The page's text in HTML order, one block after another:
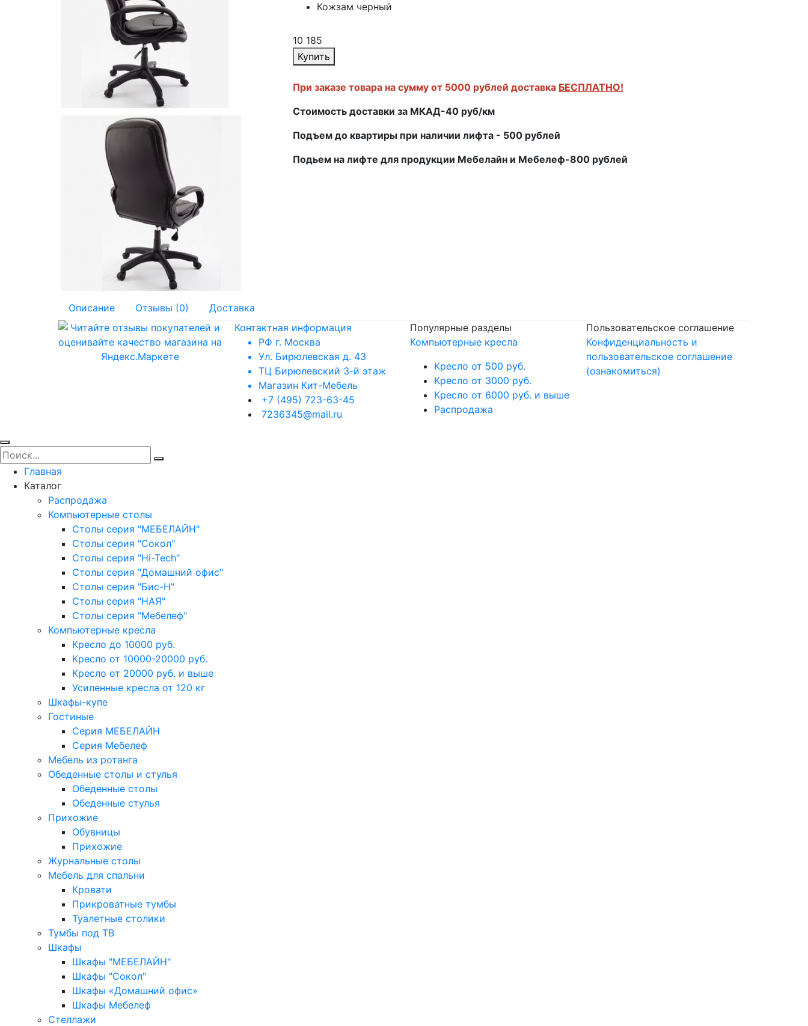
Кожзам черный
10 185
Купить
При заказе товара на сумму от 5000 рублей доставка БЕСПЛАТНО!
Стоимость доставки за МКАД-40 руб/км
Подъем до квартиры при наличии лифта - 500 рублей
Подьем на лифте для продукции Мебелайн и Мебелеф-800 рублей
Описание Отзывы (0)
Доставка
Контактная информация
РФ г. Москва
Ул. Бирюлевская д. 43
ТЦ Бирюлевский 3-й этаж
Магазин Кит-Мебель
+7 (495) 723-63-45
7236345@mail.ru
Популярные разделы
Компьютерные кресла
Кресло от 500 руб.
Кресло от 3000 руб.
Кресло от 6000 руб. и выше
Распродажа
Пользовательское соглашение
Конфиденциальность и
пользовательское соглашение
(ознакомиться)
Главная
Каталог
Распродажа
Компьютерные столы
Столы серия "МЕБЕЛАЙН"
Столы серия "Сокол"
Столы серия "Hi-Tech"
Столы серия "Домашний офис"
Столы серия "Бис-Н"
Столы серия "НАЯ"
Столы серия "Мебелеф"
Компьютерные кресла
Кресло до 10000 руб.
Кресло от 10000-20000 руб.
Кресло от 20000 руб. и выше
Усиленные кресла от 120 кг
Шкафы-купе
Гостиные
Серия МЕБЕЛАЙН
Серия Мебелеф
Мебель из ротанга
Обеденные столы и стулья
Обеденные столы
Обеденные стулья
Прихожие
Обувницы
Прихожие
Журнальные столы
Мебель для спальни
Кровати
Прикроватные тумбы
Туалетные столики
Тумбы под ТВ
Шкафы
Шкафы "МЕБЕЛАЙН"
Шкафы "Сокол"
Шкафы «Домашний офис»
Шкафы Мебелеф
Стеллажи